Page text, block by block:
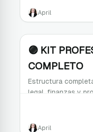
April
🟣 KIT
COMPLETO
Estructura
legal, finanzas y
April